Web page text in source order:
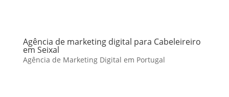
Agência de marketing digital para Cabeleireiro
em Seixal
Agência de Marketing Digital em Portugal